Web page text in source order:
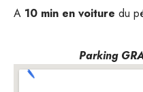
A 10 min en voiture du
Parking